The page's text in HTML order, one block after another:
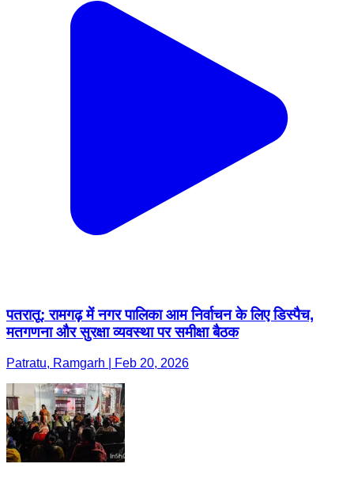
पतरातू: रामगढ़ में नगर पालिका आम निर्वाचन के लिए डिस्पैच,
मतगणना और सुरक्षा व्यवस्था पर समीक्षा बैठक
Patratu, Ramgarh | Feb 20, 2026